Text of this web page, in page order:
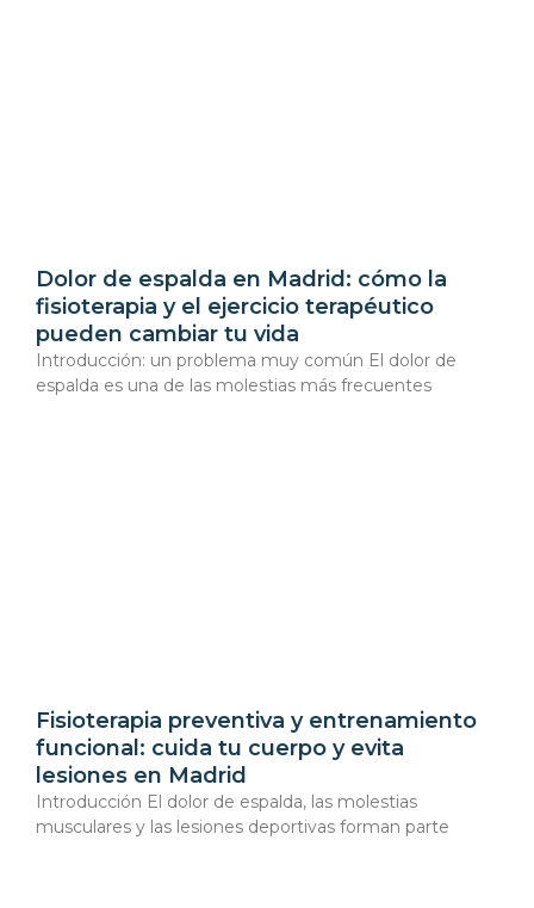
Dolor de espalda en Madrid: cómo la
fisioterapia y el ejercicio terapéutico
pueden cambiar tu vida
Introducción: un problema muy común El dolor de
espalda es una de las molestias más frecuentes
Fisioterapia preventiva y entrenamiento
funcional: cuida tu cuerpo y evita
lesiones en Madrid
Introducción El dolor de espalda, las molestias
musculares y las lesiones deportivas forman parte